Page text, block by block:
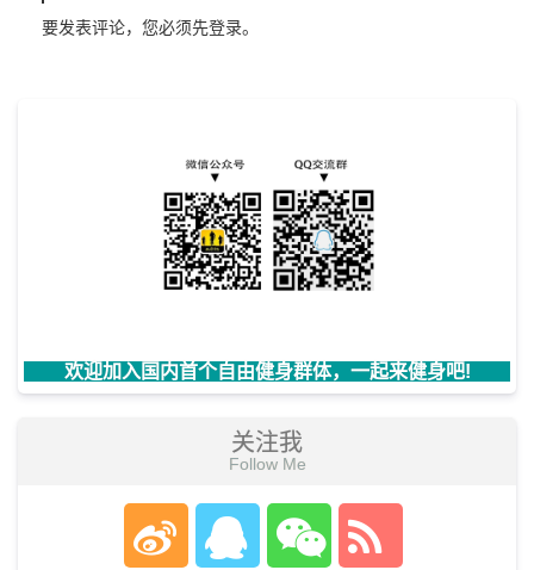
要发表评论，您必须先登录。
欢迎加入国内首个自由健身群体，一起来健身吧!
关注我
Follow Me